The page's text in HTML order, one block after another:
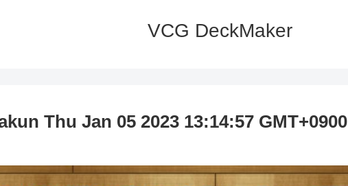
VCG DeckMaker
Thu Jan 05 2023 13:14:57 GMT+0900